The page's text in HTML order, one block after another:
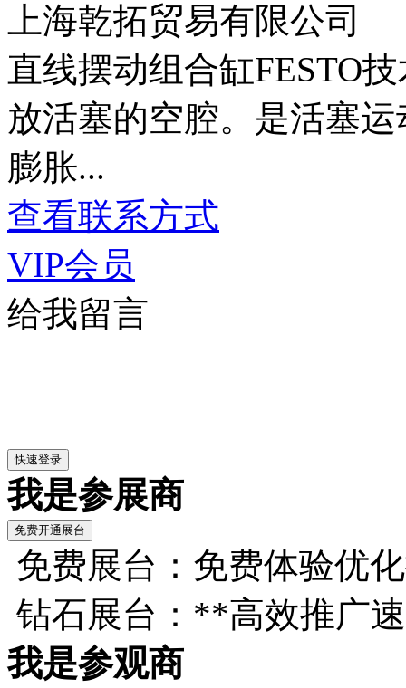
上海乾拓贸易有限公司
直线摆动组合缸FESTO
放活塞的空腔。是活塞
膨胀...
查看联系方式
VIP会员
给我留言
我是参展商
免费展台：免费体验优
钻石展台：**高效推广
我是参观商